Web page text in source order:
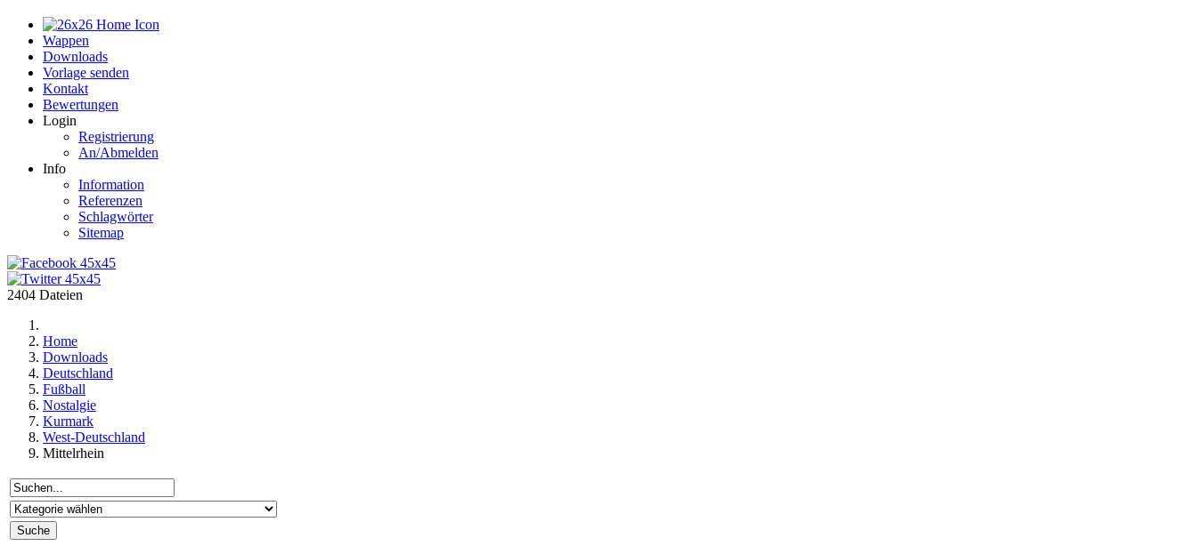
Wappen
Downloads
Vorlage senden
Kontakt
Bewertungen
Login
Registrierung
An/Abmelden
Info
Information
Referenzen
Schlagwörter
Sitemap
2404 Dateien
Home
Downloads
Deutschland
Fußball
Nostalgie
Kurmark
West-Deutschland
Mittelrhein